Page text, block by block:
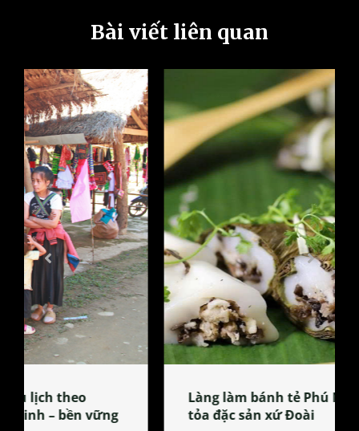
Bài viết liên quan
Làng làm bánh tẻ Phú Nhi – nơi lan
tỏa đặc sản xứ Đoài